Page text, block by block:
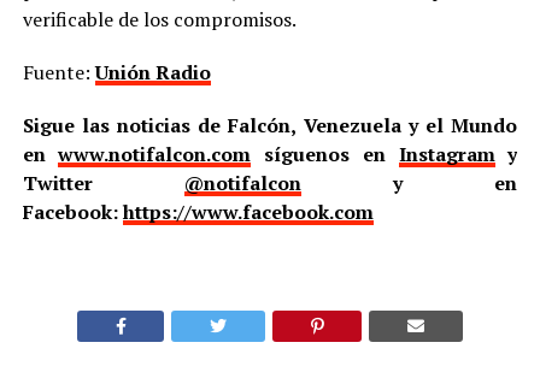
verificable de los compromisos.
Fuente:Unión Radio
Sigue las noticias de Falcón, Venezuela y el Mundo
enwww.notifalcon.com síguenos en Instagramy
Twitter @notifalcony en
Facebook:https://www.facebook.com